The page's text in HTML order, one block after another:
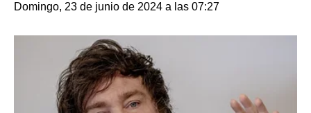
Domingo, 23 de junio de 2024 a las 07:27